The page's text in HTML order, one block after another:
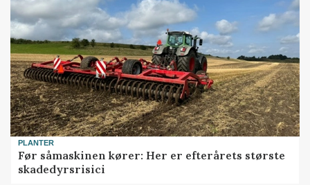
PLANTER
Før såmaskinen kører: Her er efterårets største
skadedyrsrisici